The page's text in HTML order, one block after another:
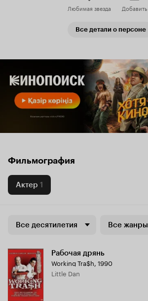
Любимая звезда Добавить
Все детали о персоне
Фильмография
Актер 1
Все десятилетия Все жанры
Рабочая дрянь
Working Tra$h, 1990
Little Dan